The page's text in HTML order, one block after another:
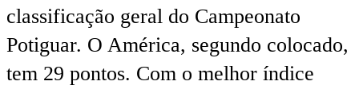
classificação geral do Campeonato
Potiguar. O América, segundo colocado,
tem 29 pontos. Com o melhor índice